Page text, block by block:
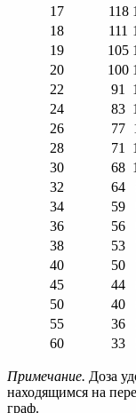
17
118
18
111
19
105
20
100
22
91
24
83
26
77
28
71
30
68
32
64
34
59
36
56
38
53
40
50
45
44
50
40
55
36
60
33
Примечание. Доза
находящимся на
граф.